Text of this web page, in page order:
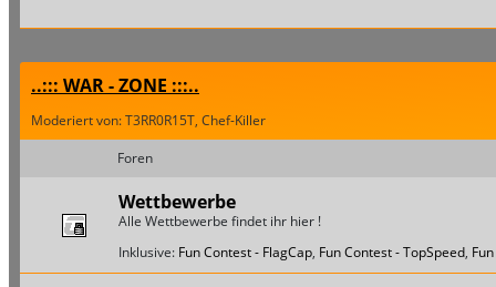
..::: WAR - ZONE :::..
Moderiert von: T3RR0R15T, Chef-Killer
Foren
Wettbewerbe
Alle Wettbewerbe findet ihr hier !
Inklusive: Fun Contest - FlagCap, Fun Contest - TopSpeed,